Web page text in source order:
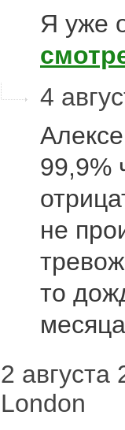
Я уже
4
99,9%
не
то
2 августа
London